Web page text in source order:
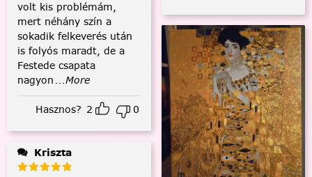
volt kis problémám,
mert néhány szín a
sokadik felkeverés után
is folyós maradt, de a
Festede csapata
nagyon ...More
Hasznos? 2 0
Kriszta